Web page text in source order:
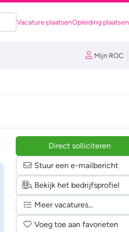
Vacature plaatsenOpleiding plaatsen
Mijn ROC
Direct solliciteren
Stuur een e-mailbericht
Bekijk het bedrijfsprofiel
Meer vacatures…
Voeg toe aan favorieten